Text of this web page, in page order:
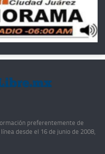
preferentemente de
desde el 16 de junio de 2008,